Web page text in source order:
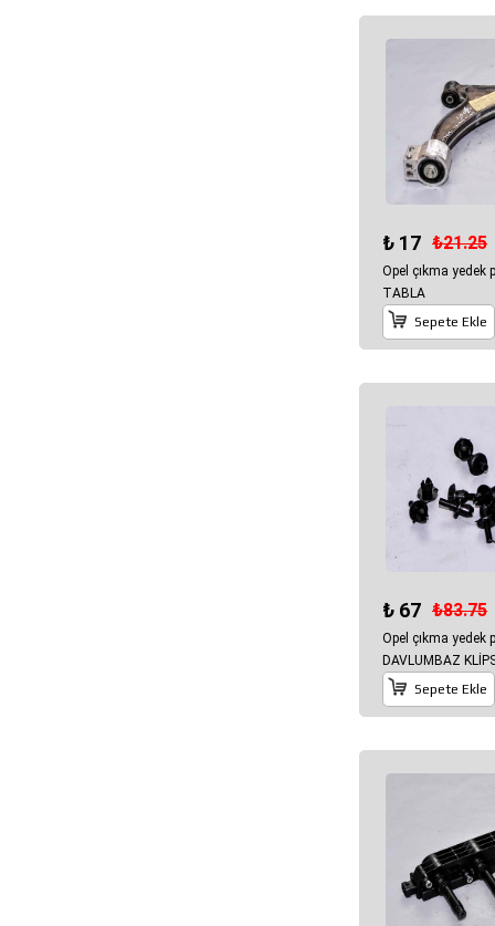
₺ 17 ₺21.25
Opel çıkma yedek
TABLA
Sepete Ekle
₺ 67 ₺83.75
Opel çıkma yedek
DAVLUMBAZ
Sepete Ekle